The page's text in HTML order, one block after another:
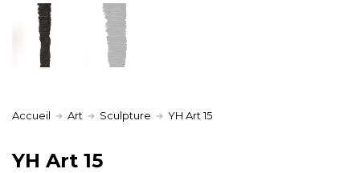
Accueil Art Sculpture YH Art 15
YH Art 15